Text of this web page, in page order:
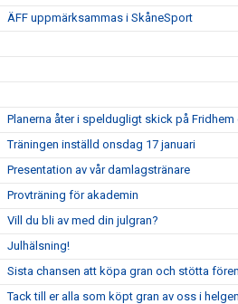
ÄFF uppmärksammas i SkåneSport
Planerna åter i speldugligt skick på Fridhem
Träningen inställd onsdag 17 januari
Presentation av vår damlagstränare
Provträning för akademin
Vill du bli av med din julgran?
Julhälsning!
Sista chansen att köpa gran och stötta
Tack till er alla som köpt gran av oss i